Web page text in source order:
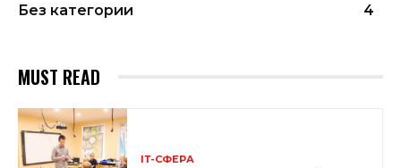
Без категории
4
MUST READ
ІТ-СФЕРА